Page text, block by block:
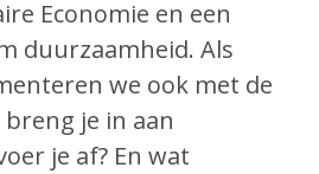
Economie en een
duurzaamheid. Als
we ook met de
je in aan
je af? En wat